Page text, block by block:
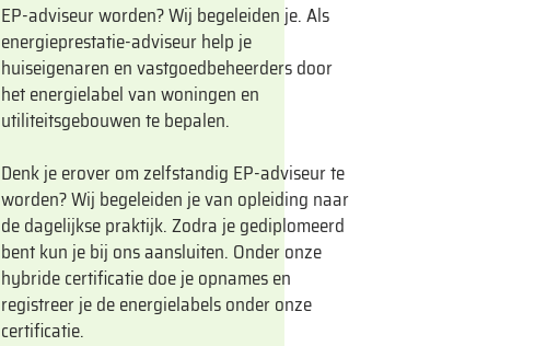
EP-adviseur worden? Wij begeleiden je. Als
energieprestatie-adviseur help je
huiseigenaren en vastgoedbeheerders door
het energielabel van woningen en
utiliteitsgebouwen te bepalen.
Denk je erover om zelfstandig EP-adviseur te
worden? Wij begeleiden je van opleiding naar
de dagelijkse praktijk. Zodra je gediplomeerd
bent kun je bij ons aansluiten. Onder onze
hybride certificatie doe je opnames en
registreer je de energielabels onder onze
certificatie.